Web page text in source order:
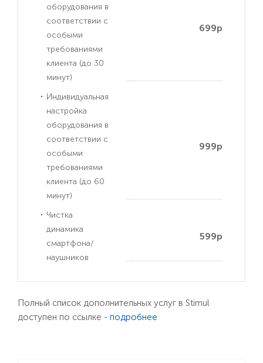
оборудования в
соответствии с
особыми
требованиями
клиента (до 30
минут)
699р
Индивидуальная
настройка
оборудования в
соответствии с
особыми
требованиями
клиента (до 60
минут)
999р
Чистка
динамика
смартфона/
наушников
599р
Полный список дополнительных услуг в Stimul
доступен по ссылке - подробнее